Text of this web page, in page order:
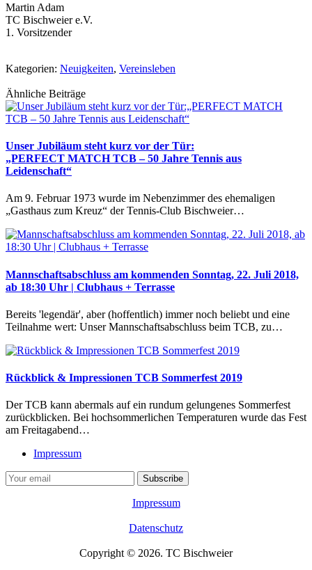
Martin Adam
TC Bischweier e.V.
1. Vorsitzender
Kategorien: Neuigkeiten, Vereinsleben
Ähnliche Beiträge
Unser Jubiläum steht kurz vor der Tür:
„PERFECT MATCH TCB – 50 Jahre Tennis aus
Leidenschaft“
Am 9. Februar 1973 wurde im Nebenzimmer des ehemaligen
„Gasthaus zum Kreuz“ der Tennis-Club Bischweier…
Mannschaftsabschluss am kommenden Sonntag, 22. Juli 2018,
ab 18:30 Uhr | Clubhaus + Terrasse
Bereits 'legendär', aber (hoffentlich) immer noch beliebt und eine
Teilnahme wert: Unser Mannschaftsabschluss beim TCB, zu…
Rückblick & Impressionen TCB Sommerfest 2019
Der TCB kann abermals auf ein rundum gelungenes Sommerfest
zurückblicken. Bei hochsommerlichen Temperaturen wurde das Fest
am Freitagabend…
Impressum
Impressum
Datenschutz
Copyright © 2026. TC Bischweier